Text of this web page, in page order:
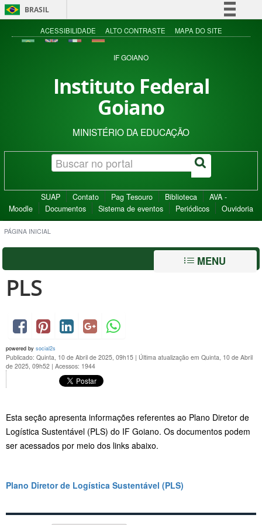
BRASIL
Simplifique!
Acesso à informação
ACESSIBILIDADE ALTO CONTRASTE MAPA DO SITE
IF GOIANO
Instituto Federal
Goiano
MINISTÉRIO DA EDUCAÇÃO
SUAP Contato Pag Tesouro Biblioteca
AVA -
Moodle
Documentos Sistema de eventos Periódicos Ouvidoria
PÁGINA INICIAL
MENU
PLS
powered by social2s
Publicado: Quinta, 10 de Abril de 2025, 09h15 | Última atualização em Quinta, 10 de Abril
de 2025, 09h52 | Acessos: 1944
Esta seção apresenta informações referentes ao Plano Diretor de
Logística Sustentável (PLS) do IF Goiano. Os documentos podem
ser acessados por meio dos links abaixo.
Plano Diretor de Logística Sustentável (PLS)